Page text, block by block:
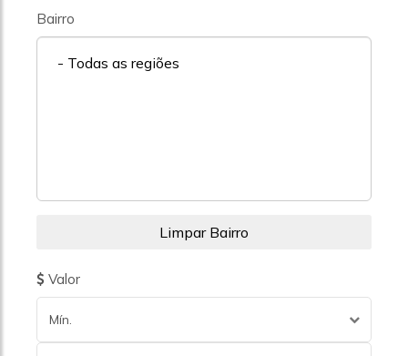
Bairro
- Todas as regiões
Valor
Mín.